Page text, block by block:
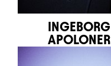
INGEBORG
APOLONER